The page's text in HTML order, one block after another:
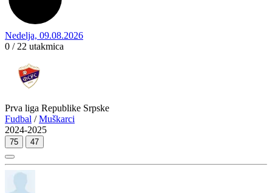
Nedelja, 09.08.2026
0 / 22 utakmica
Prva liga Republike Srpske
Fudbal /Muškarci
2024-2025
75 47